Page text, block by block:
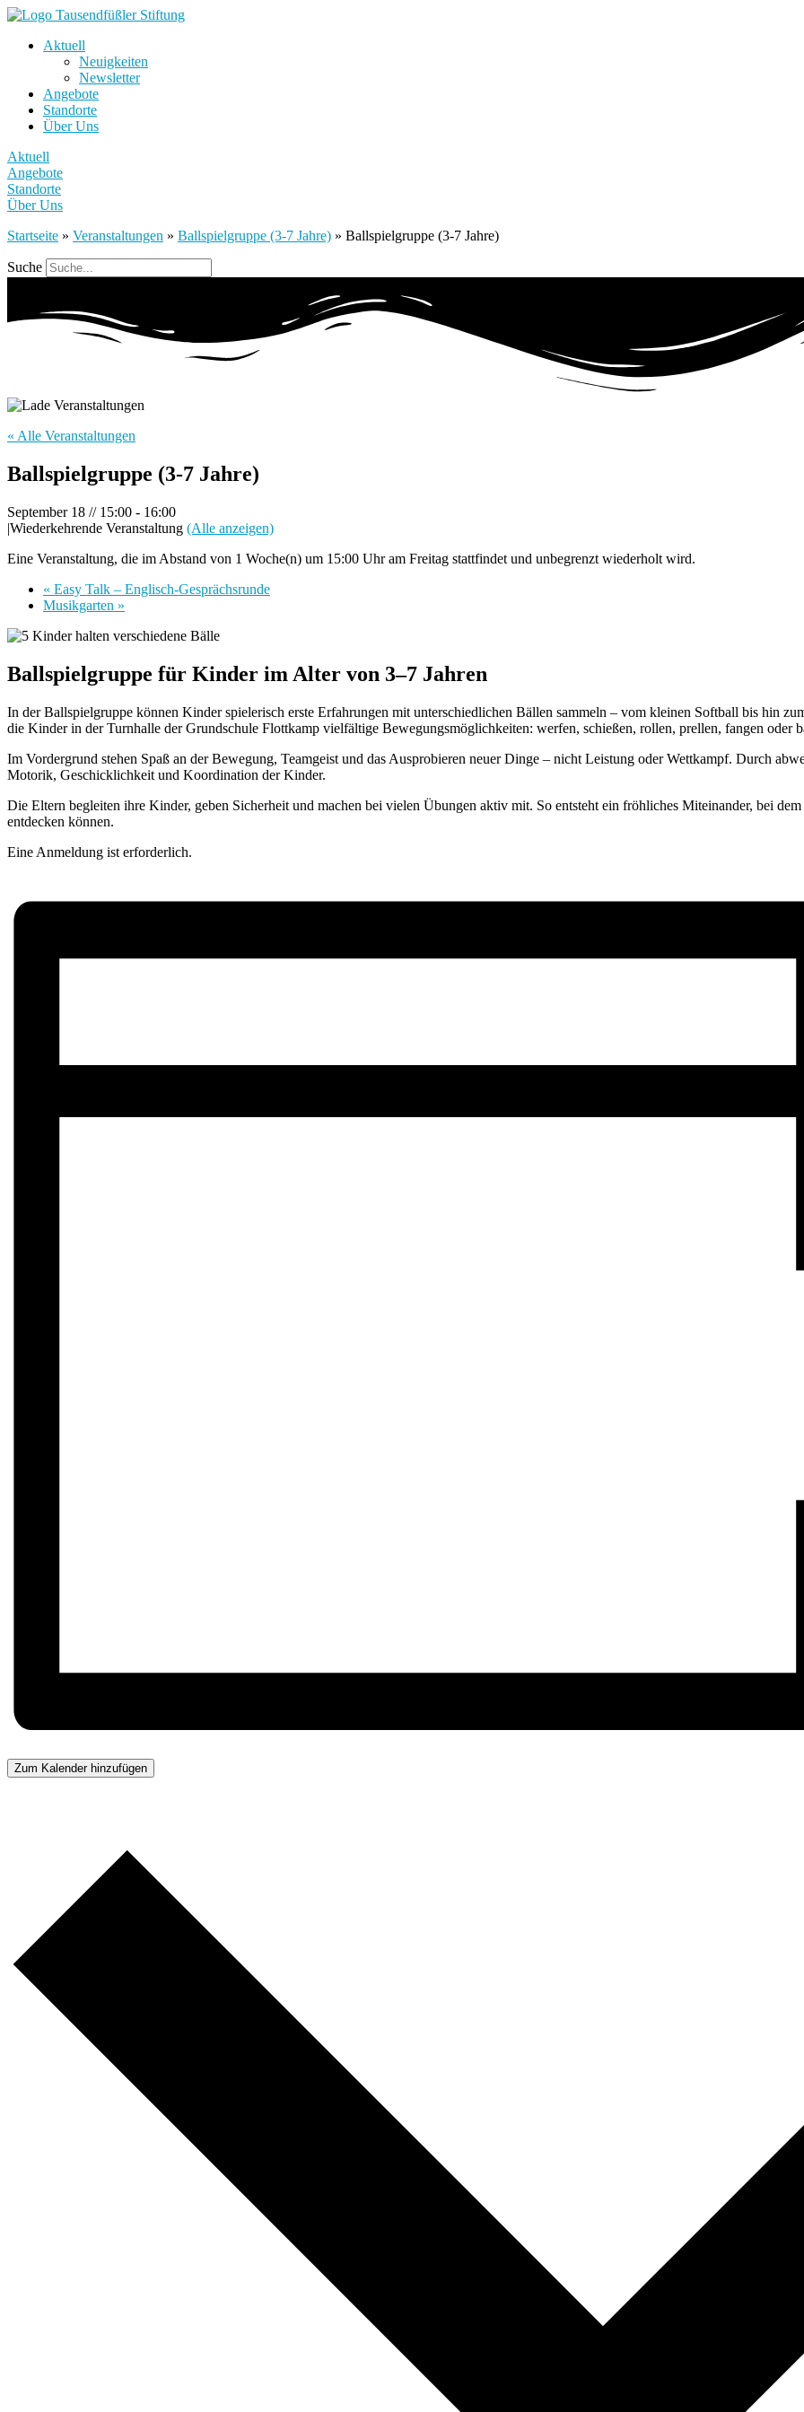
Aktuell
Neuigkeiten
Newsletter
Angebote
Standorte
Über Uns
Aktuell
Angebote
Standorte
Über Uns
Startseite » Veranstaltungen » Ballspielgruppe (3-7 Jahre) » Ballspielgruppe (3-7 Jahre)
Suche
« Alle Veranstaltungen
Ballspielgruppe (3-7 Jahre)
September 18 // 15:00 - 16:00
|Wiederkehrende Veranstaltung (Alle anzeigen)
Eine Veranstaltung, die im Abstand von 1 Woche(n) um 15:00 Uhr am Freitag stattfindet und unbegrenzt wiederholt wird.
« Easy Talk – Englisch-Gesprächsrunde
Musikgarten »
Ballspielgruppe für Kinder im Alter von 3–7 Jahren
In der Ballspielgruppe können Kinder spielerisch erste Erfahrungen mit unterschiedlichen Bällen sammeln – vom kleinen Softball bis hin
die Kinder in der Turnhalle der Grundschule Flottkamp vielfältige Bewegungsmöglichkeiten: werfen, schießen, rollen, prellen, fangen oder
Im Vordergrund stehen Spaß an der Bewegung, Teamgeist und das Ausprobieren neuer Dinge – nicht Leistung oder Wettkampf. Durch
Motorik, Geschicklichkeit und Koordination der Kinder.
Die Eltern begleiten ihre Kinder, geben Sicherheit und machen bei vielen Übungen aktiv mit. So entsteht ein fröhliches Miteinander, bei
entdecken können.
Eine Anmeldung ist erforderlich.
Zum Kalender hinzufügen